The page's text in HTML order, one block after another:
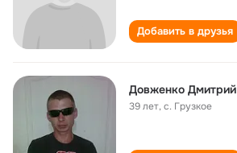
Добавить в друзья
Довженко Дмитрий
39 лет,с. Грузкое